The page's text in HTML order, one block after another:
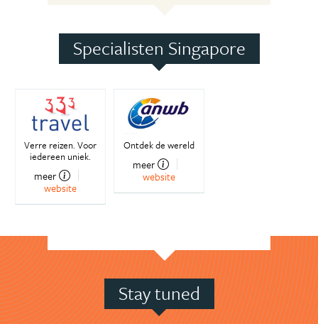
Specialisten Singapore
Verre reizen. Voor
iedereen uniek.
meer
website
Ontdek de wereld
meer
website
Stay tuned